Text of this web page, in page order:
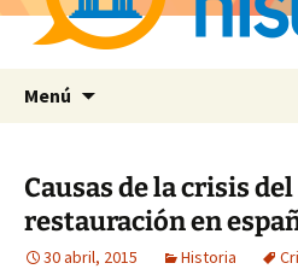
Menú
Causas de la crisis
restauración en
30 abril, 2015 Historia